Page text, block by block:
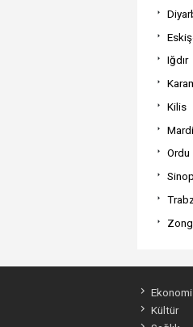
Iğdır
Kilis
Ordu
Sinop
Ekonomi
Kültür